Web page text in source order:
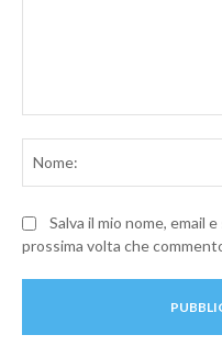
Salva il mio nome, email
prossima volta che